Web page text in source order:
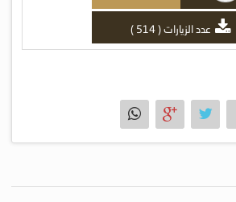
عدد الزيارات ( 514 )